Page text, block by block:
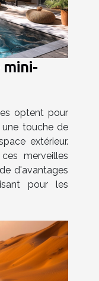
mini-
optent pour
une touche de
extérieur.
merveilles
d'avantages
pour les